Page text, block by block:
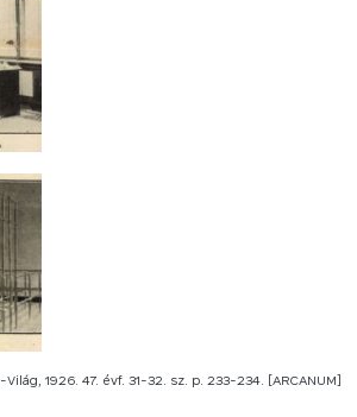
1926. 47. évf. 31-32. sz. p. 233-234. [ARCANUM]